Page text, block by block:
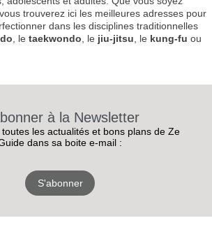
trouverez ici les meilleures adresses pour
dans les disciplines traditionnelles
, le taekwondo , le jiu-jitsu , le kung-fu ou
à la Newsletter
les actualités et bons plans de Ze
dans sa boite e-mail :
S'abonner